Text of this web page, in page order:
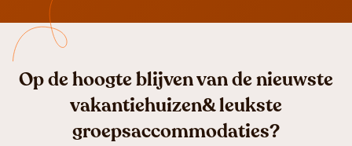
Op de hoogte blijven van de nieuwste
vakantiehuizen& leukste
groepsaccommodaties?